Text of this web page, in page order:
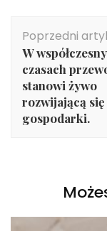
wpisu
Poprzedni
W
czasach
stanowi żywo
rozwijającą się
gospodarki.